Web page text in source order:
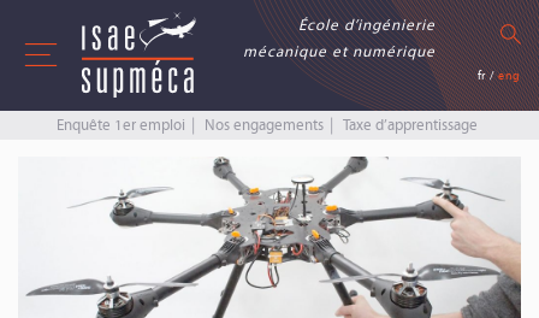
École d’ingénierie
mécanique et numérique
fr / eng
Enquête 1er emploi Nos engagements Taxe d’apprentissage